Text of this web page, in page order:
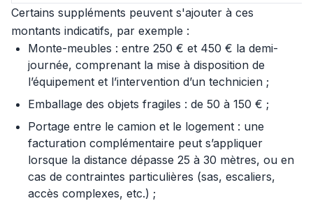
Certains suppléments peuvent s'ajouter à ces
montants indicatifs, par exemple :
Monte-meubles : entre 250 € et 450 € la demi-
journée, comprenant la mise à disposition de
l’équipement et l’intervention d’un technicien ;
Emballage des objets fragiles : de 50 à 150 € ;
Portage entre le camion et le logement : une
facturation complémentaire peut s’appliquer
lorsque la distance dépasse 25 à 30 mètres, ou en
cas de contraintes particulières (sas, escaliers,
accès complexes, etc.) ;